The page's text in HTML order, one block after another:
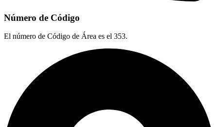
Número de Código
El número de Código de Área es el 353.